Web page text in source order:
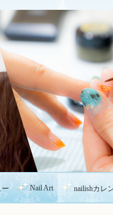
ー Nail Art nailishカレ